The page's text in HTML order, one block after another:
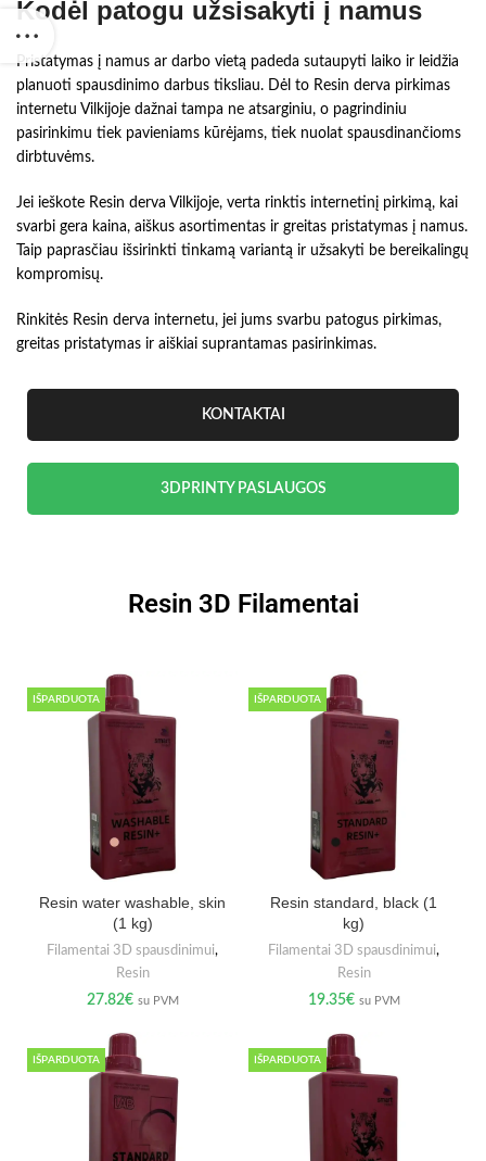
Kodėl patogu užsisakyti į namus
Pristatymas į namus ar darbo vietą padeda sutaupyti laiko ir leidžia
planuoti spausdinimo darbus tiksliau. Dėl to Resin derva pirkimas
internetu Vilkijoje dažnai tampa ne atsarginiu, o pagrindiniu
pasirinkimu tiek pavieniams kūrėjams, tiek nuolat spausdinančioms
dirbtuvėms.
Jei ieškote Resin derva Vilkijoje, verta rinktis internetinį pirkimą, kai
svarbi gera kaina, aiškus asortimentas ir greitas pristatymas į namus.
Taip paprasčiau išsirinkti tinkamą variantą ir užsakyti be bereikalingų
kompromisų.
Rinkitės Resin derva internetu, jei jums svarbu patogus pirkimas,
greitas pristatymas ir aiškiai suprantamas pasirinkimas.
KONTAKTAI
3DPRINTY PASLAUGOS
Resin 3D Filamentai
IŠPARDUOTA
Resin water washable, skin
(1 kg)
Filamentai 3D spausdinimui,
Resin
27.82€ su PVM
IŠPARDUOTA
Resin standard, black (1
kg)
Filamentai 3D spausdinimui,
Resin
19.35€ su PVM
IŠPARDUOTA IŠPARDUOTA